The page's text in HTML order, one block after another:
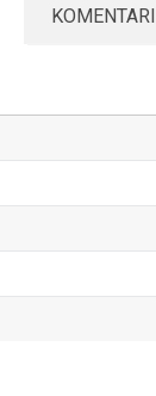
KOMENTARI